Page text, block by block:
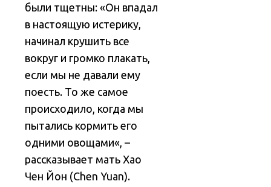
были тщетны: «Он впадал
в настоящую истерику,
начинал крушить все
вокруг и громко плакать,
если мы не давали ему
поесть. То же самое
происходило, когда мы
пытались кормить его
одними овощами«, –
рассказывает мать Хао
Чен Йон (Chen Yuan).